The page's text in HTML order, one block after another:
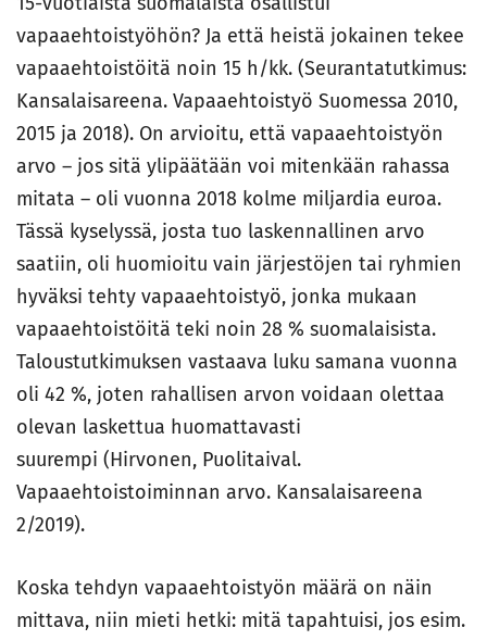
vapaaehtoistyöhön? Ja että heistä jokainen tekee
vapaaehtoistöitä noin 15 h/kk. (Seurantatutkimus:
Kansalaisareena. Vapaaehtoistyö Suomessa 2010,
2015 ja 2018). On arvioitu, että vapaaehtoistyön
arvo – jos sitä ylipäätään voi mitenkään rahassa
mitata – oli vuonna 2018 kolme miljardia euroa.
Tässä kyselyssä, josta tuo laskennallinen arvo
saatiin, oli huomioitu vain järjestöjen tai ryhmien
hyväksi tehty vapaaehtoistyö, jonka mukaan
vapaaehtoistöitä teki noin 28 % suomalaisista.
Taloustutkimuksen vastaava luku samana vuonna
oli 42 %, joten rahallisen arvon voidaan olettaa
olevan laskettua huomattavasti
suurempi (Hirvonen, Puolitaival.
Vapaaehtoistoiminnan arvo. Kansalaisareena
2/2019).
Koska tehdyn vapaaehtoistyön määrä on näin
mittava, niin mieti hetki: mitä tapahtuisi, jos esim.